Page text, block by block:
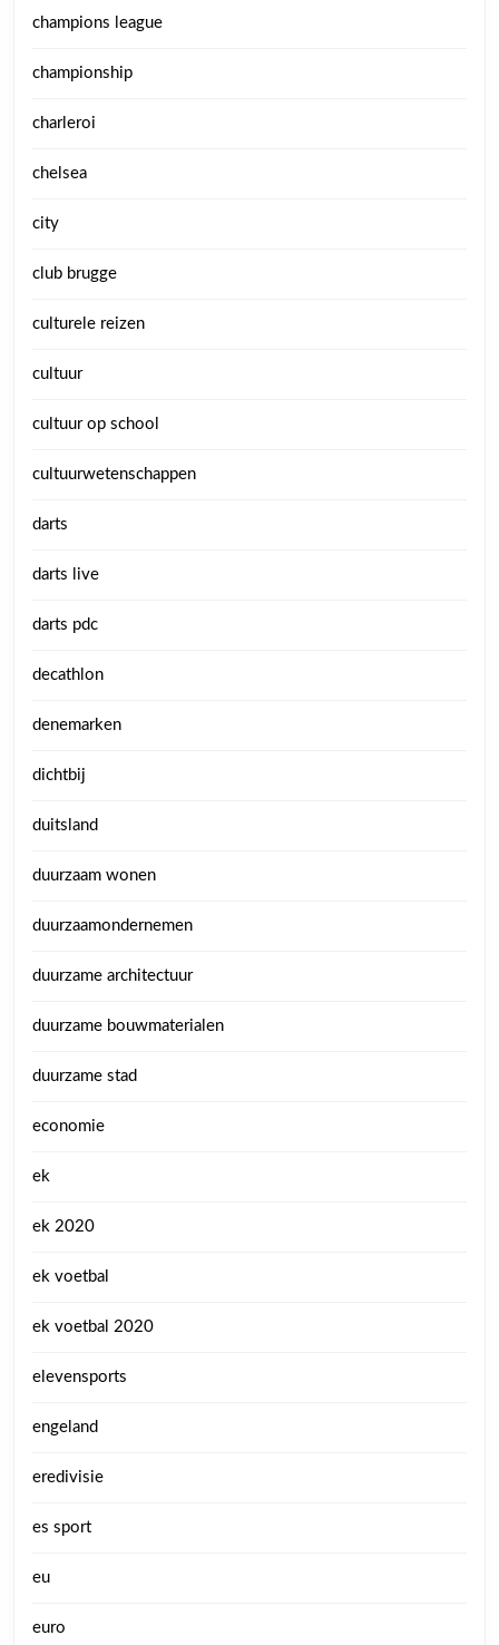
champions league
championship
charleroi
chelsea
city
club brugge
culturele reizen
cultuur
cultuur op school
cultuurwetenschappen
darts
darts live
darts pdc
decathlon
denemarken
dichtbij
duitsland
duurzaam wonen
duurzaamondernemen
duurzame architectuur
duurzame bouwmaterialen
duurzame stad
economie
ek
ek 2020
ek voetbal
ek voetbal 2020
elevensports
engeland
eredivisie
es sport
eu
euro